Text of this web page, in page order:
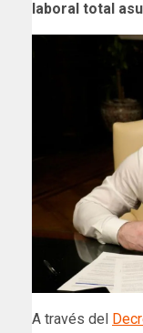
laboral total
A través del